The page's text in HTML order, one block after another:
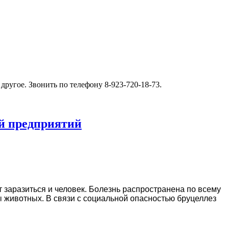
Звонить по телефону 8-923-720-18-73.
предприятий
и человек. Болезнь распространена по всему
В связи с социальной опасностью бруцеллез